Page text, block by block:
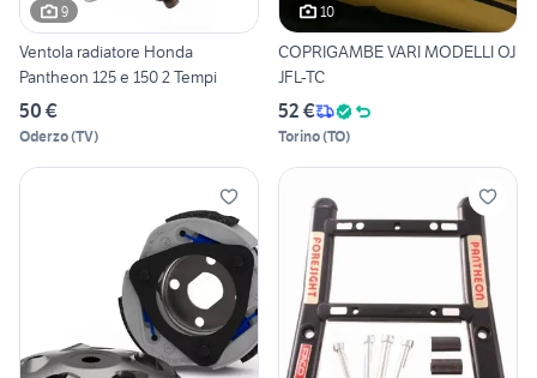
9
Ventola radiatore Honda
Pantheon 125 e 150 2 Tempi
50 €
Oderzo(TV)
10
COPRIGAMBE VARI MODELLI OJ
JFL-TC
52 €
Torino(TO)